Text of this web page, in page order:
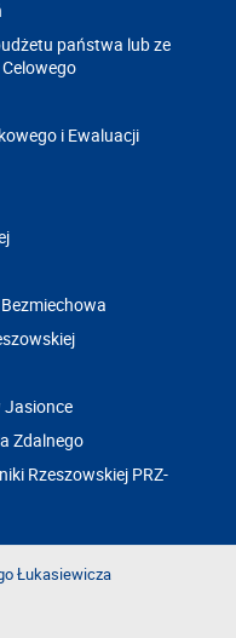
państwa lub ze
i Ewaluacji
Jasionce
Zdalnego
Rzeszowskiej PRZ-
Łukasiewicza